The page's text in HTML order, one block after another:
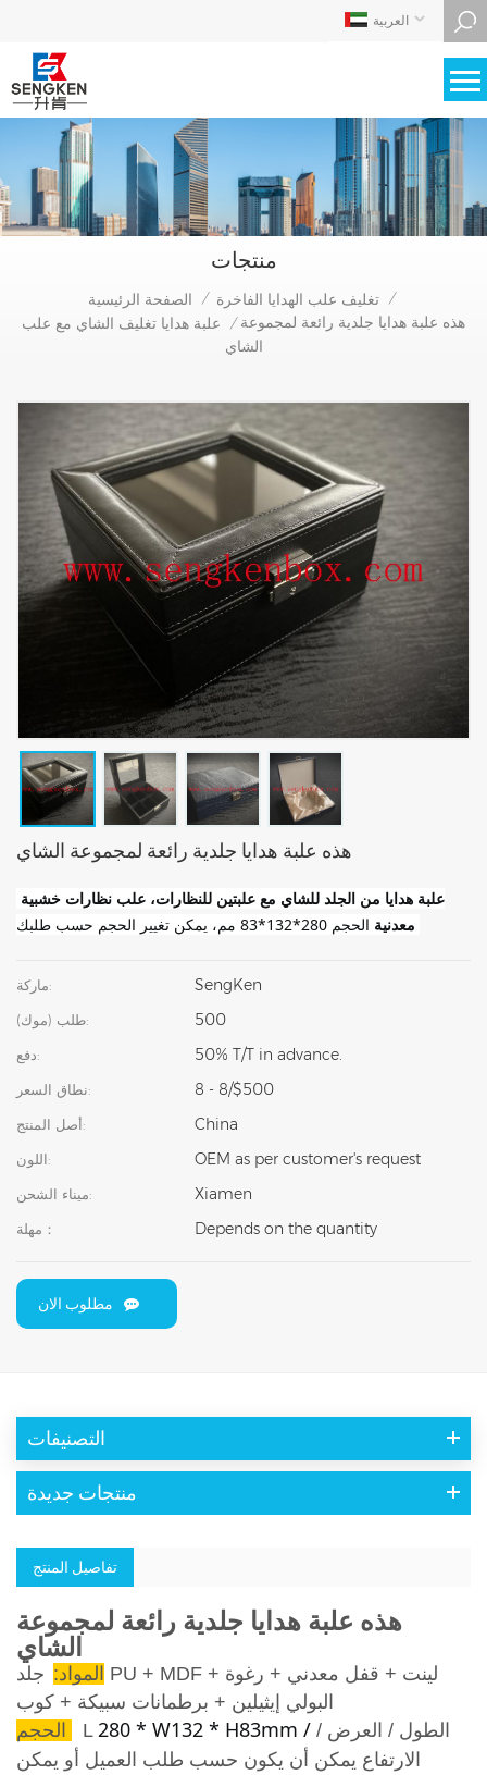
العربية
منتجات
الصفحة الرئيسية / تغليف علب الهدايا الفاخرة /
علبة هدايا تغليف الشاي مع علب / هذه علبة هدايا جلدية رائعة لمجموعة
الشاي
هذه علبة هدايا جلدية رائعة لمجموعة الشاي
معدنية
ماركة: SengKen
طلب (موك): 500
دفع: 50% T/T in advance.
نطاق السعر: 8 - 8/$500
أصل المنتج: China
اللون: OEM as per customer's request
ميناء الشحن: Xiamen
مهلة： Depends on the quantity
مطلوب الان
التصنيفات
منتجات جديدة
تفاصيل المنتج
هذه علبة هدايا جلدية رائعة لمجموعة
الشاي
المواد: جلد PU + MDF + لينت + قفل معدني + رغوة
البولي إيثيلين + برطمانات سبيكة + كوب
L 280 * W132 * H83mm / الطول / العرض /
الارتفاع يمكن أن يكون حسب طلب العميل أو يمكن